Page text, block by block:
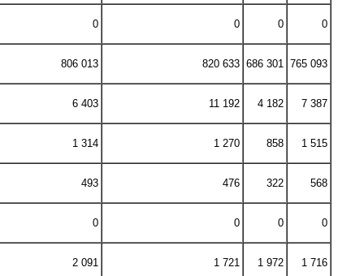
0 0 0 0
806 013 820 633 686 301 765 093
6 403 11 192 4 182 7 387
1 314 1 270 858 1 515
493 476 322 568
0 0 0 0
2 091 1 721 1 972 1 716